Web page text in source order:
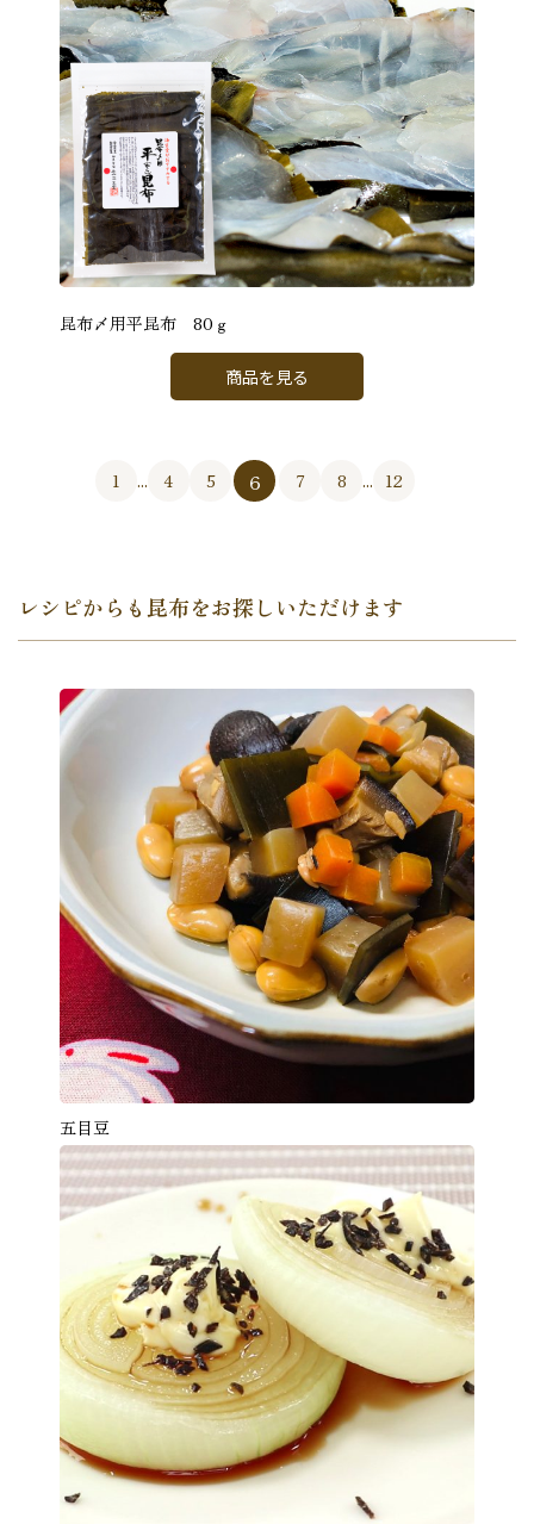
昆布〆用平昆布 80ｇ
商品を見る
1 ... 4 5 6 7 8 ... 12
レシピからも昆布をお探しいただけます
五目豆